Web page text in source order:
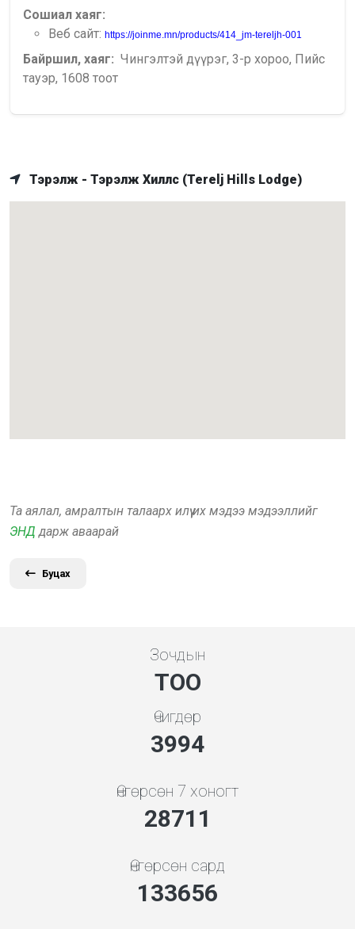
Сошиал хаяг:
Веб сайт: https://joinme.mn/products/414_jm-tereljh-001
Байршил, хаяг: Чингэлтэй дүүрэг, 3-р хороо, Пийс
тауэр, 1608 тоот
Тэрэлж - Тэрэлж Хиллс (Terelj Hills Lodge)
Та аялал, амралтын талаарх илүү их мэдээ мэдээллийг
ЭНД дарж аваарай
Буцах
Зочдын
ТОО
Өчигдөр
4279
Өнгөрсөн 7 хоногт
30762
Өнгөрсөн сард
143203